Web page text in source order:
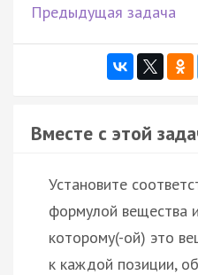
Предыдущая задача
Вместе с этой
Установите
формулой вещества
которому(-ой) это
к каждой позиции,